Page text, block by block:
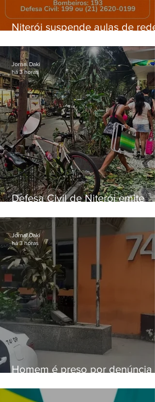
Niterói suspende aulas de rede
ventos fortes nesta sexta (7)
Defesa Civil de Niterói emite
sexta-feira (07)
Jornal Daki
há 3 horas
Homem é preso por denúncia
Alcântara
Jornal Daki
há 3 horas